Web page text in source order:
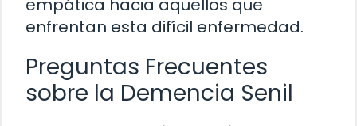
empática hacia aquellos que
enfrentan esta difícil enfermedad.
Preguntas Frecuentes
sobre la Demencia Senil